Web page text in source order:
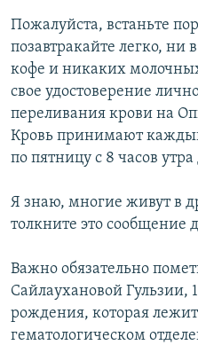
Пожалуйста, встаньте
позавтракайте легко, ни
кофе и никаких
свое удостоверение
переливания крови на
Кровь принимают
по пятницу с 8 часов утра
Я знаю, многие живут в
толкните это сообщение
Важно обязательно
Сайлаухановой Гульзии,
рождения, которая
гематологическом